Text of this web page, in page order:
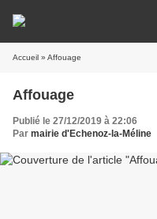
Accueil » Affouage
Affouage
Publié le 27/12/2019 à 22:06
Par mairie d'Echenoz-la-Méline